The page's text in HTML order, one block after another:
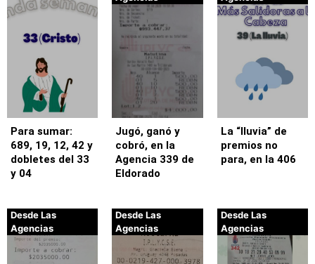
Para sumar:
689, 19, 12, 42 y
dobletes del 33
y 04
Jugó, ganó y
cobró, en la
Agencia 339 de
Eldorado
La “lluvia” de
premios no
para, en la 406
Desde Las
Agencias
Desde Las
Agencias
Desde Las
Agencias